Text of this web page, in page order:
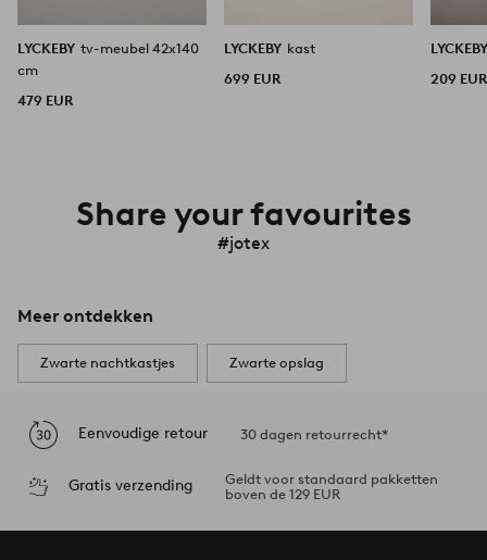
LYCKEBY tv-meubel 42x140
cm
479 EUR
LYCKEBY kast
699 EUR
209 EUR
Share your favourites
#jotex
Meer ontdekken
Zwarte nachtkastjes Zwarte opslag
Eenvoudige retour 30 dagen retourrecht*
Gratis verzending
Geldt voor standaard pakketten
boven de 129 EUR